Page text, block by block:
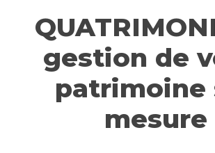
gestion de
patrimoine
mesure